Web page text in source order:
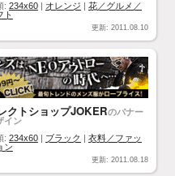
: 234x60 オレンジ
花／グルメ／
ト
更新: 2011.08.10
クトショップJOKERのバナー
イン
: 234x60 ブラック
衣料／ファッ
ン
更新: 2011.08.18